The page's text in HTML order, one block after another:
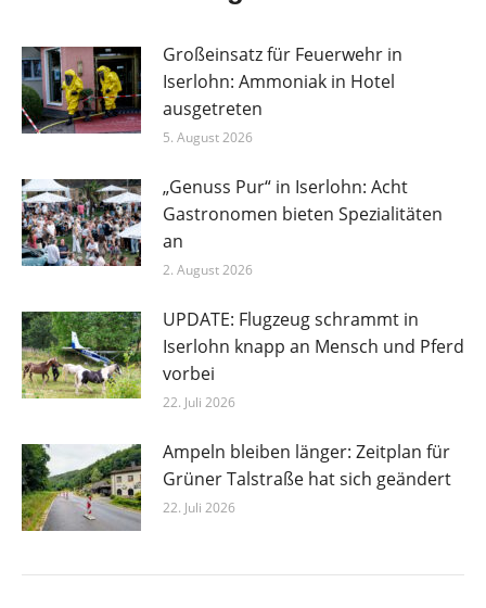
Großeinsatz für Feuerwehr in
Iserlohn: Ammoniak in Hotel
ausgetreten
5. August 2026
„Genuss Pur“ in Iserlohn: Acht
Gastronomen bieten Spezialitäten
an
2. August 2026
UPDATE: Flugzeug schrammt in
Iserlohn knapp an Mensch und Pferd
vorbei
22. Juli 2026
Ampeln bleiben länger: Zeitplan für
Grüner Talstraße hat sich geändert
22. Juli 2026